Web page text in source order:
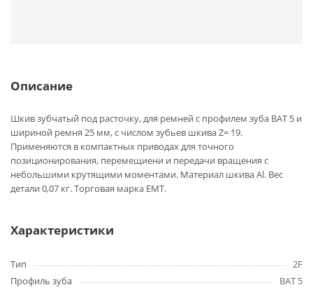
Описание
Шкив зубчатый под расточку, для ремней с профилем зуба BAT 5 и
шириной ремня 25 мм, с числом зубьев шкива Z= 19.
Применяются в компактных приводах для точного
позиционирования, перемещиени и передачи вращения с
небольшими крутящими моментами. Материал шкива Al. Вес
детали 0,07 кг. Торговая марка EMT.
Характеристики
Тип
2F
Профиль зуба
BAT 5